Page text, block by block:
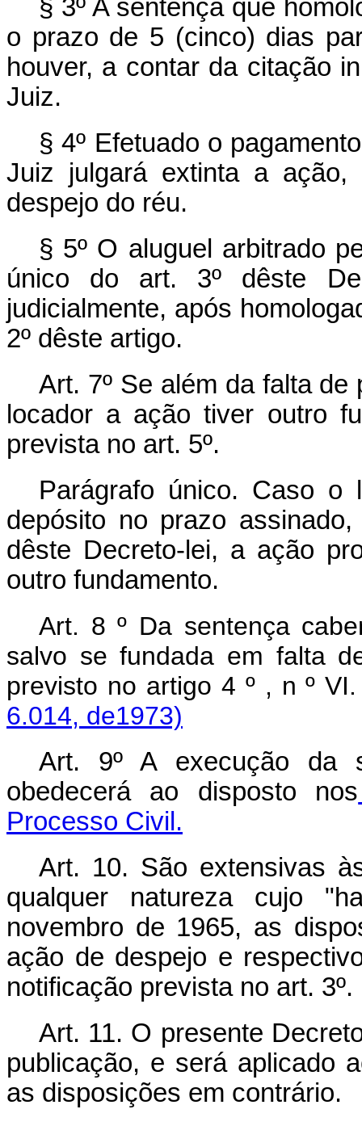
§ 3º A sentença que
o prazo de 5 (cinco) dias
houver, a contar da citação
Juiz.
§ 4º Efetuado o
Juiz julgará extinta a
despejo do réu.
§ 5º O aluguel arbitrado
único do art. 3º dêste
judicialmente, após
2º dêste artigo.
Art. 7º Se além da falta
locador a ação tiver outro
prevista no art. 5º.
Parágrafo único. Caso o
depósito no prazo
dêste Decreto-lei, a ação
outro fundamento.
Art. 8 º Da sentença
salvo se fundada em falta
previsto no artigo 4 º , n º
6.014, de1973)
Art. 9º A execução da
obedecerá ao disposto nos
Processo Civil.
Art. 10. São extensivas
qualquer natureza cujo
novembro de 1965, as
ação de despejo e
notificação prevista no art. 3º.
Art. 11. O presente
publicação, e será aplicado
as disposições em contrário.